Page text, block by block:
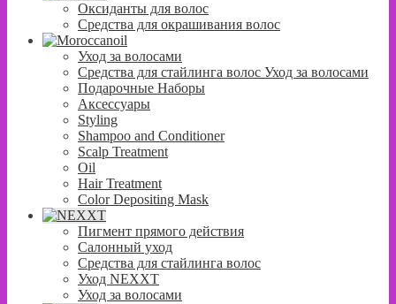
Оксиданты для волос
Средства для окрашивания волос
Уход за волосами
Средства для стайлинга волос Уход за волосами
Подарочные Наборы
Аксессуары
Styling
Shampoo and Conditioner
Scalp Treatment
Oil
Hair Treatment
Color Depositing Mask
Пигмент прямого действия
Салонный уход
Средства для стайлинга волос
Уход NEXXT
Уход за волосами